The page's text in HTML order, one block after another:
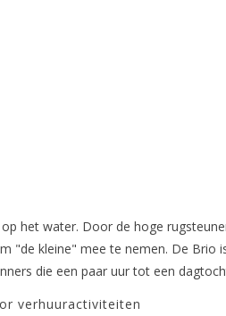
het water. Door de hoge
"de kleine" mee te nemen. De
die een paar uur tot een
verhuuractiviteiten